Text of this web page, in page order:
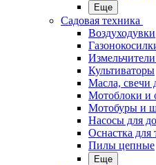
Еще
Садовая техника
Воздуходувки
Культиваторы
Масла, свечи
Мотоблоки и
Мотобуры и
Насосы для
Оснастка для
Пилы цепные
Еще